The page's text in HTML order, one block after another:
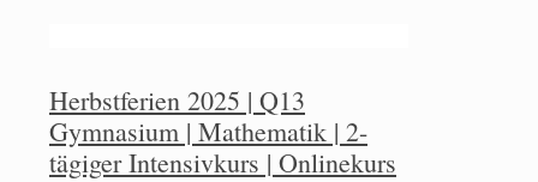
Herbstferien 2025 | Q13
Gymnasium | Mathematik | 2-
tägiger Intensivkurs | Onlinekurs